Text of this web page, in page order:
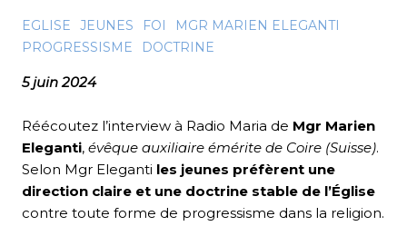
EGLISE JEUNES FOI
MGR MARIEN ELEGANTI
PROGRESSISME
DOCTRINE
5 juin 2024
Réécoutez l’interview à Radio Maria de Mgr Marien
Eleganti, évêque auxiliaire émérite de Coire (Suisse).
Selon Mgr Eleganti les jeunes préfèrent une
direction claire et une doctrine stable de l’Église
contre toute forme de progressisme dans la religion.